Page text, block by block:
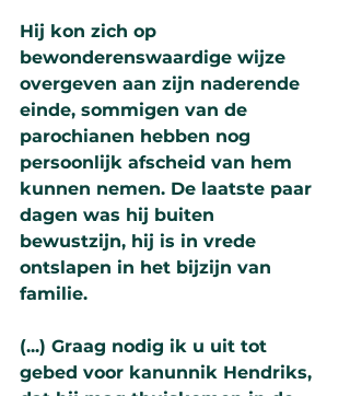
Hij kon zich op
bewonderenswaardige wijze
overgeven aan zijn naderende
einde, sommigen van de
parochianen hebben nog
persoonlijk afscheid van hem
kunnen nemen. De laatste paar
dagen was hij buiten
bewustzijn, hij is in vrede
ontslapen in het bijzijn van
familie.
(...) Graag nodig ik u uit tot
gebed voor kanunnik Hendriks,